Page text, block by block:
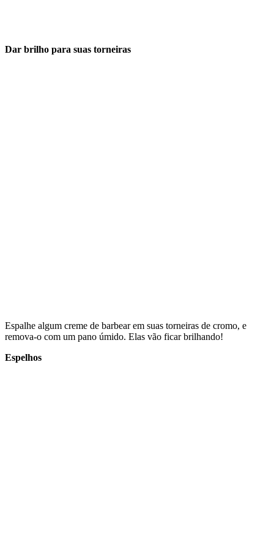
Dar brilho para suas torneiras
Espalhe algum creme de barbear em suas torneiras de cromo, e
remova-o com um pano úmido. Elas vão ficar brilhando!
Espelhos